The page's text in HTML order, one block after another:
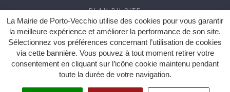
La Mairie de Porto-Vecchio utilise des cookies pour vous garantir
la meilleure expérience et améliorer la performance de son site.
Sélectionnez vos préférences concernant l’utilisation de cookies
via cette bannière. Vous pouvez à tout moment retirer votre
consentement en cliquant sur l’icône cookie maintenu pendant
toute la durée de votre navigation.
PLAN DU SITE
CRÉDITS
ACCESSIBILITÉ (RGAA)